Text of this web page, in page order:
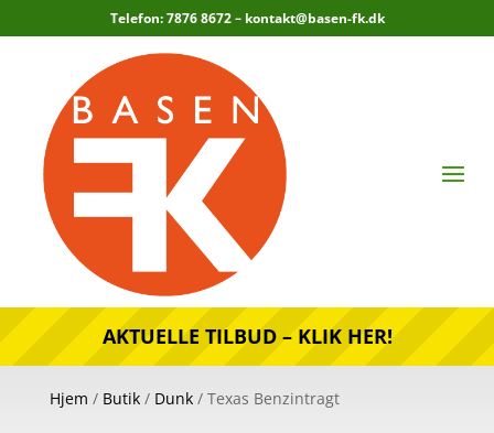
Telefon: 7876 8672 – kontakt@basen-fk.dk
AKTUELLE TILBUD – KLIK HER!
Hjem / Butik/ Dunk/ Texas Benzintragt